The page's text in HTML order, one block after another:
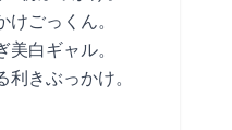
ごっくん。
白ギャル。
きぶっかけ。